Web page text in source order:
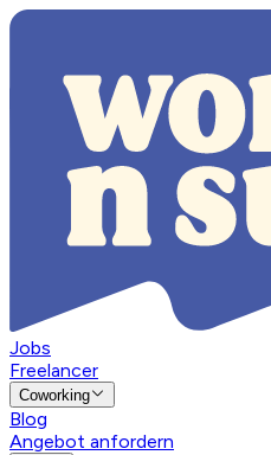
Jobs
Freelancer
Coworking
Blog
Angebot anfordern